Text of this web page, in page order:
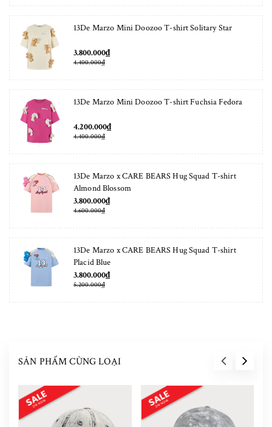
13De Marzo Mini Doozoo T-shirt Solitary Star
3.800.000₫
4.400.000₫
13De Marzo Mini Doozoo T-shirt Fuchsia Fedora
4.200.000₫
4.400.000₫
13De Marzo x CARE BEARS Hug Squad T-shirt
Almond Blossom
3.800.000₫
4.600.000₫
13De Marzo x CARE BEARS Hug Squad T-shirt
Placid Blue
3.800.000₫
5.200.000₫
SẢN PHẨM CÙNG LOẠI